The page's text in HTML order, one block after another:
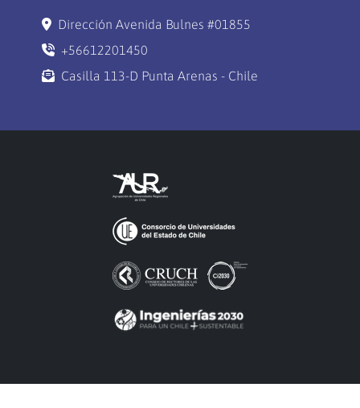
Dirección Avenida Bulnes #01855
+56612201450
Casilla 113-D Punta Arenas - Chile